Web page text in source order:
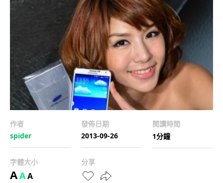
作者
spider
發佈日期
2013-09-26
閱讀時間
1分鐘
字體大小
AAA
分享